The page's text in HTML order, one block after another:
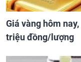
Giá vàng hôm
triệu đồng/lượng